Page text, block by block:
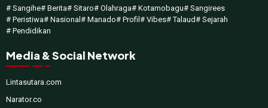
# Sangihe# Berita# Sitaro# Olahraga# Kotamobagu# Sangirees
# Peristiwa# Nasional # Manado# Profil # Vibes# Talaud# Sejarah
# Pendidikan
Media & Social Network
Lintasutara.com
Narator.co